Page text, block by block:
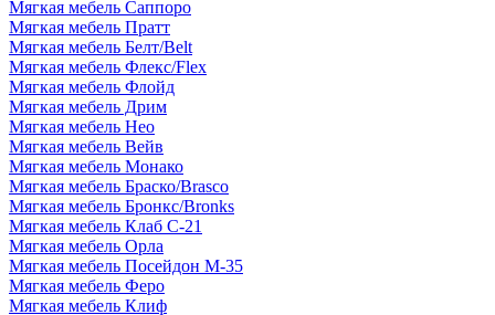
Мягкая мебель Саппоро
Мягкая мебель Пратт
Мягкая мебель Белт/Belt
Мягкая мебель Флекс/Flex
Мягкая мебель Флойд
Мягкая мебель Дрим
Мягкая мебель Нео
Мягкая мебель Вейв
Мягкая мебель Монако
Мягкая мебель Браско/Brasco
Мягкая мебель Бронкс/Bronks
Мягкая мебель Клаб С-21
Мягкая мебель Орла
Мягкая мебель Посейдон М-35
Мягкая мебель Феро
Мягкая мебель Клиф